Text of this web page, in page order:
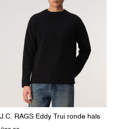
J.C. RAGS Eddy Trui ronde hals